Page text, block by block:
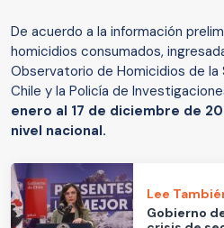
De acuerdo a la información
homicidios consumados,
Observatorio de Homicidios de la
Chile y la Policía de
enero al 17 de diciembre de
nivel nacional.
Lee
Gobierno